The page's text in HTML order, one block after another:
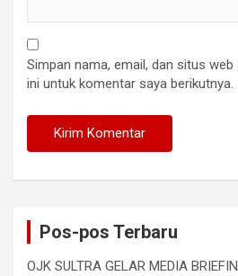
Simpan nama, email, dan situs
ini untuk komentar saya berikutnya.
Pos-pos Terbaru
OJK SULTRA GELAR MEDIA